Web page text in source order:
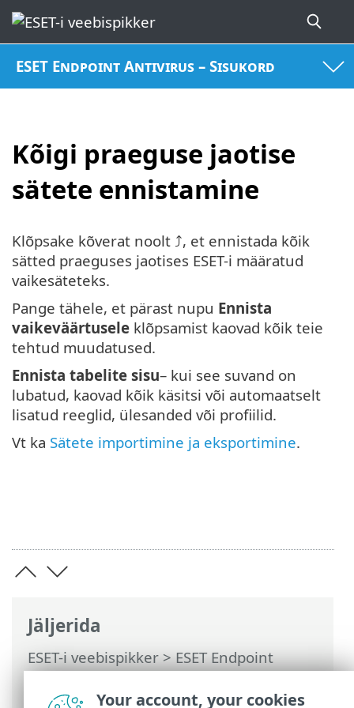
ESET Endpoint Antivirus – Sisukord
Kõigi praeguse jaotise
sätete ennistamine
Jäljerida
ESET-i veebispikker>ESET Endpoint
Antivirus>Täpsem häälestus> Täpsema
häälestuse sätete tagasivõtmine > Kõigi
Klõpsake kõverat noolt ⤴, et ennistada kõik
sätted praeguses jaotises ESET-i määratud
vaikesäteteks.
Pange tähele, et pärast nupu Ennista
vaikeväärtusele klõpsamist kaovad kõik teie
tehtud muudatused.
Ennista tabelite sisu– kui see suvand on
lubatud, kaovad kõik käsitsi või automaatselt
lisatud reeglid, ülesanded või profiilid.
Vt ka Sätete importimine ja eksportimine.
Your account, your cookies